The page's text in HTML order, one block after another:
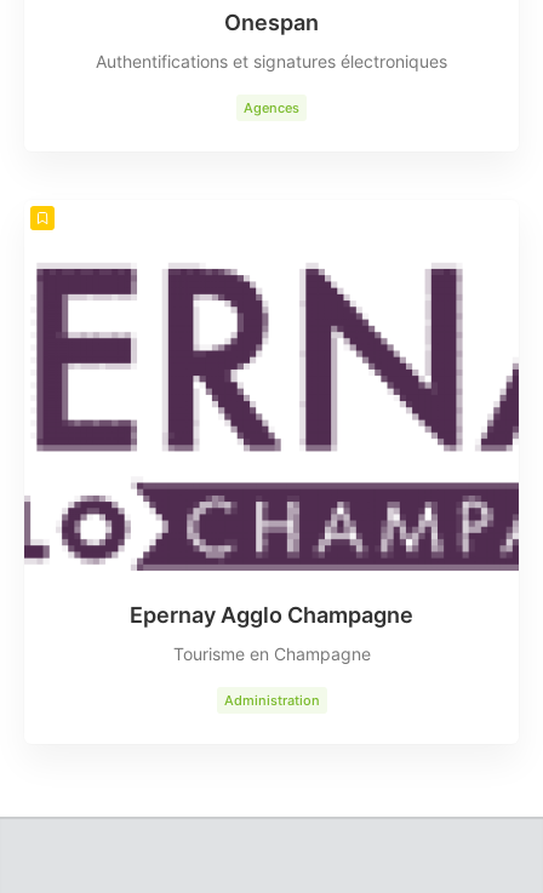
Onespan
Authentifications et signatures électroniques
Agences
Epernay Agglo Champagne
Tourisme en Champagne
Administration